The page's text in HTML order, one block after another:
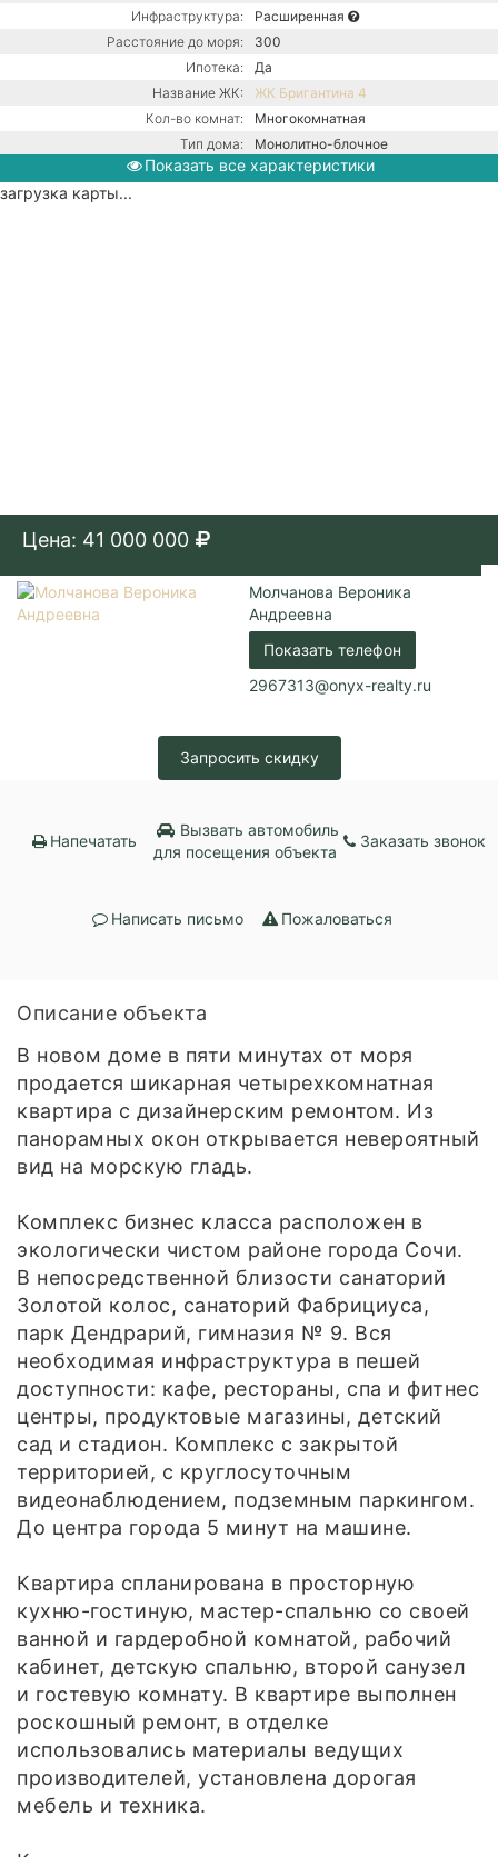
Инфраструктура:
Расширенная
Расстояние до моря:
300
Ипотека:
Да
Название ЖК:
ЖК Бригантина 4
Кол-во комнат:
Многокомнатная
Тип дома:
Монолитно-блочное
Ремонт:
С ремонтом
Показать все характеристики
загрузка карты...
Цена: 41 000 000
Молчанова Вероника
Андреевна
Показать телефон
2967313@onyx-realty.ru
Запросить скидку
Напечатать
Вызвать автомобиль
для посещения объекта
Заказать звонок
Написать письмо Пожаловаться
Описание объекта
В новом доме в пяти минутах от моря
продается шикарная четырехкомнатная
квартира с дизайнерским ремонтом. Из
панорамных окон открывается невероятный
вид на морскую гладь.
Комплекс бизнес класса расположен в
экологически чистом районе города Сочи.
В непосредственной близости санаторий
Золотой колос, санаторий Фабрициуса,
парк Дендрарий, гимназия № 9. Вся
необходимая инфраструктура в пешей
доступности: кафе, рестораны, спа и фитнес
центры, продуктовые магазины, детский
сад и стадион. Комплекс с закрытой
территорией, с круглосуточным
видеонаблюдением, подземным паркингом.
До центра города 5 минут на машине.
Квартира спланирована в просторную
кухню-гостиную, мастер-спальню со своей
ванной и гардеробной комнатой, рабочий
кабинет, детскую спальню, второй санузел
и гостевую комнату. В квартире выполнен
роскошный ремонт, в отделке
использовались материалы ведущих
производителей, установлена дорогая
мебель и техника.